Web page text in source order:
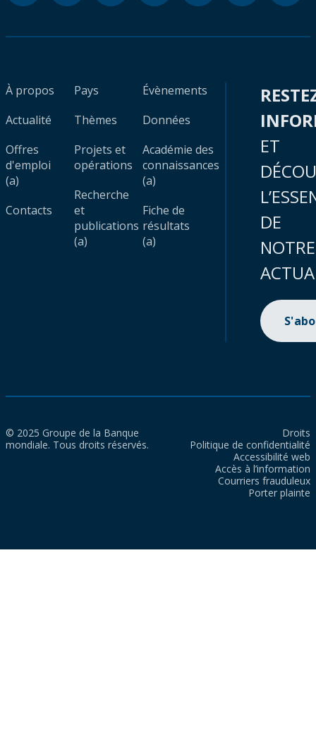
À propos
Actualité
Offres
d'emploi
(a)
Contacts
Pays
Thèmes
Projets et
opérations
Recherche
et
publications
(a)
Évènements
Données
Académie des
connaissances
(a)
Fiche de
résultats
(a)
ET
DE
NOTRE
© 2025 Groupe de la Banque
mondiale. Tous droits réservés.
Droits
Politique de confidentialité
Accessibilité web
Accès à l’information
Courriers frauduleux
Porter plainte